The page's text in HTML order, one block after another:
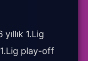
1.Lig
play-off